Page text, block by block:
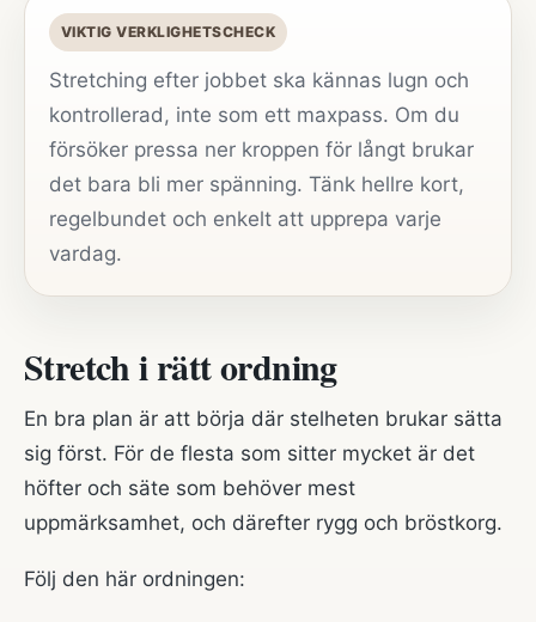
VIKTIG VERKLIGHETSCHECK
Stretching efter jobbet ska kännas lugn och
kontrollerad, inte som ett maxpass. Om du
försöker pressa ner kroppen för långt brukar
det bara bli mer spänning. Tänk hellre kort,
regelbundet och enkelt att upprepa varje
vardag.
Stretch i rätt ordning
En bra plan är att börja där stelheten brukar sätta
sig först. För de flesta som sitter mycket är det
höfter och säte som behöver mest
uppmärksamhet, och därefter rygg och bröstkorg.
Följ den här ordningen: